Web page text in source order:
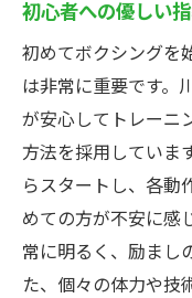
初心者への優しい
初めてボクシングを
は非常に重要です。
が安心してトレーニ
方法を採用していま
らスタートし、各動
めての方が不安に感
常に明るく、励まし
た、個々の体力や技